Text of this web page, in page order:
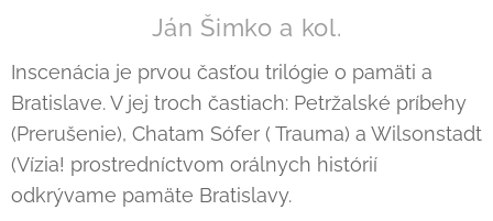
Ján Šimko a kol.
Inscenácia je prvou časťou trilógie o pamäti a
Bratislave. V jej troch častiach: Petržalské príbehy
(Prerušenie), Chatam Sófer ( Trauma) a Wilsonstadt
(Vízia! prostredníctvom orálnych histórií
odkrývame pamäte Bratislavy.